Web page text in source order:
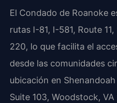
El Condado de Roanoke
rutas I-81, I-581, Route
220, lo que facilita el
desde las comunidades
ubicación en
Suite 103, Woodstock,